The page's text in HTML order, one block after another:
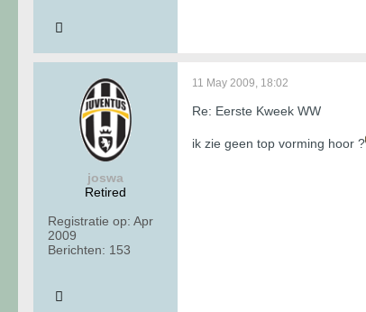
joswa
Retired
Registratie op: Apr
2009
Berichten: 153
11 May 2009, 18:02
Re: Eerste Kweek WW
ik zie geen top vorming hoor ?